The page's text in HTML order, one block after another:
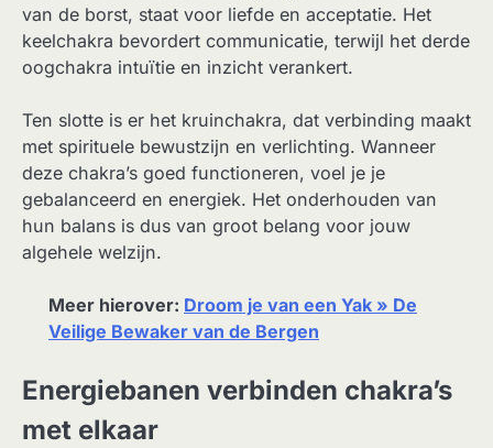
van de borst, staat voor liefde en acceptatie. Het
keelchakra bevordert communicatie, terwijl het derde
oogchakra intuïtie en inzicht verankert.
Ten slotte is er het kruinchakra, dat verbinding maakt
met spirituele bewustzijn en verlichting. Wanneer
deze chakra’s goed functioneren, voel je je
gebalanceerd en energiek. Het onderhouden van
hun balans is dus van groot belang voor jouw
algehele welzijn.
Meer hierover: Droom je van een Yak » De
Veilige Bewaker van de Bergen
Energiebanen verbinden chakra’s
met elkaar